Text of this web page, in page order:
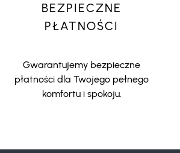
BEZPIECZNE
PŁATNOŚCI
Gwarantujemy bezpieczne
płatności dla Twojego pełnego
komfortu i spokoju.